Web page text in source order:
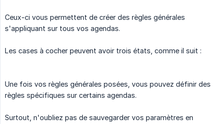
Ceux-ci vous permettent de créer des règles générales
s'appliquant sur tous vos agendas.
Les cases à cocher peuvent avoir trois états, comme il suit :
Une fois vos règles générales posées, vous pouvez définir des
règles spécifiques sur certains agendas.
Surtout, n'oubliez pas de sauvegarder vos paramètres en